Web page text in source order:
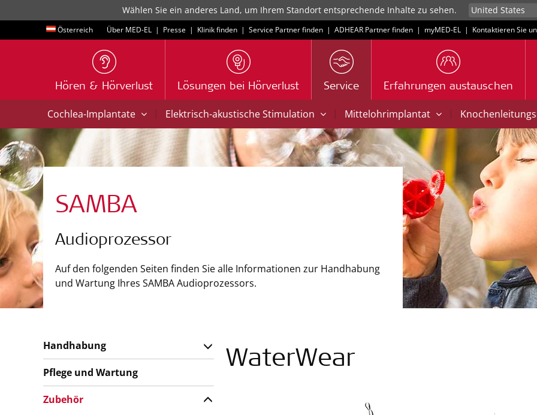
Wählen Sie ein anderes Land, um Ihrem Standort entsprechende Inhalte zu sehen.
Österreich Über MED-EL | Presse | Klinik finden | Service Partner finden | ADHEAR Partner finden | myMED‑EL | Kontaktieren Sie
Hören & Hörverlust Lösungen bei Hörverlust Service Erfahrungen austauschen
Cochlea-Implantate | Elektrisch-akustische Stimulation | Mittelohrimplantat |
SAMBA
Audioprozessor
Auf den folgenden Seiten finden Sie alle Informationen zur Handhabung
und Wartung Ihres SAMBA Audioprozessors.
WaterWear
Handhabung
Pflege und Wartung
Zubehör